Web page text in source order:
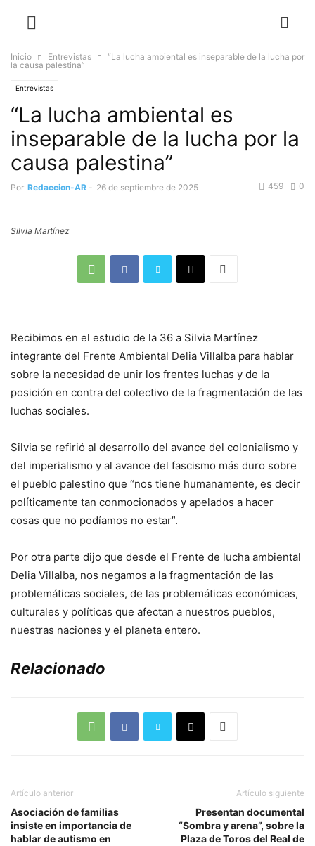
Inicio Entrevistas
“La lucha ambiental es inseparable de la lucha por
la causa palestina”
Entrevistas
“La lucha ambiental es
inseparable de la lucha por la
causa palestina”
Por Redaccion-AR - 26 de septiembre de 2025 0
459
Silvia Martínez
Recibimos en el estudio de la 36 a Silvia Martínez
integrante del Frente Ambiental Delia Villalba para hablar
sobre la necesidad de unir los frentes luchas y de la
posición en contra del colectivo de la fragmentación de las
luchas sociales.
Silvia se refirió al desarrollo del avance del colonialismo y
del imperialismo y al avance del fascismo más duro sobre
el pueblo palestino que “nos tiene humanamente, es decir
políticamente tan conmocionados y apelados a hacer
cosas que no podíamos no estar”.
Por otra parte dijo que desde el Frente de lucha ambiental
Delia Villalba, nos negamos a la fragmentación de las
problemáticas sociales, de las problemáticas económicas,
culturales y políticas que afectan a nuestros pueblos,
nuestras naciones y el planeta entero.
Relacionado
Artículo anterior
Asociación de familias
insiste en importancia de
hablar de autismo en
Artículo siguiente
Presentan documental
“Sombra y arena”, sobre la
Plaza de Toros del Real de